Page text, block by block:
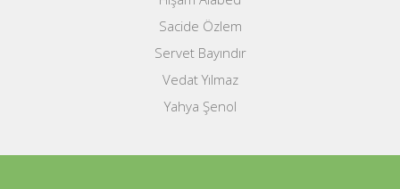
Sacide Özlem
Servet Bayındır
Vedat Yılmaz
Yahya Şenol